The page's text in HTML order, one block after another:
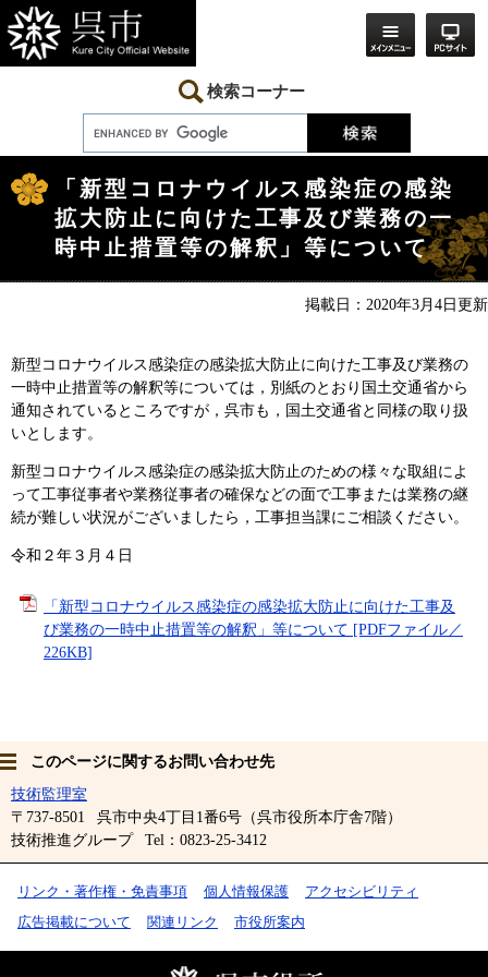
ー
ジ
の
ニ
ュ
ー
本
検索コーナー
文
「新型コロナウイルス感染症の感染
拡大防止に向けた工事及び業務の一
時中止措置等の解釈」等について
掲載日：2020年3月4日更新
新型コロナウイルス感染症の感染拡大防止に向けた工事及び業務の
一時中止措置等の解釈等については，別紙のとおり国土交通省から
通知されているところですが，呉市も，国土交通省と同様の取り扱
いとします。
新型コロナウイルス感染症の感染拡大防止のための様々な取組によ
って工事従事者や業務従事者の確保などの面で工事または業務の継
続が難しい状況がございましたら，工事担当課にご相談ください。
令和２年３月４日
「新型コロナウイルス感染症の感染拡大防止に向けた工事及
び業務の一時中止措置等の解釈」等について [PDFファイル／
226KB]
このページに関するお問い合わせ先
技術監理室
〒737-8501
呉市中央4丁目1番6号（呉市役所本庁舎7階）
技術推進グループ
Tel：0823-25-3412
リンク・著作権・免責事項 個人情報保護
アクセシビリティ
広告掲載について
関連リンク 市役所案内